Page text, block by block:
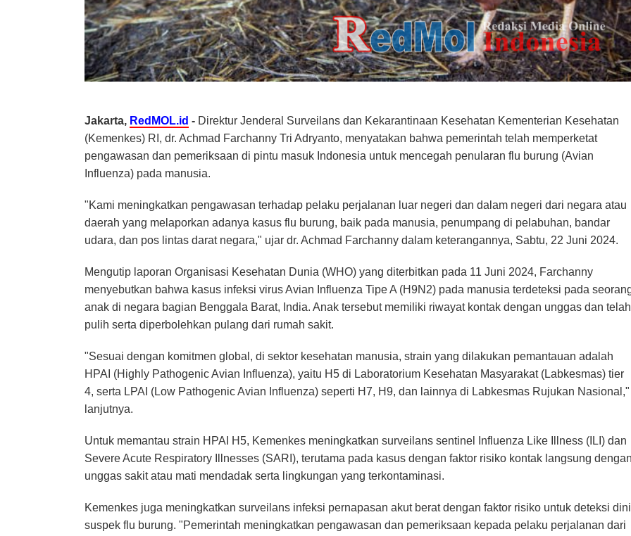
Jakarta, RedMOL.id - Direktur Jenderal Surveilans dan Kekarantinaan Kesehatan Kementerian Kesehatan
(Kemenkes) RI, dr. Achmad Farchanny Tri Adryanto, menyatakan bahwa pemerintah telah memperketat
pengawasan dan pemeriksaan di pintu masuk Indonesia untuk mencegah penularan flu burung (Avian
Influenza) pada manusia.
"Kami meningkatkan pengawasan terhadap pelaku perjalanan luar negeri dan dalam negeri dari negara atau
daerah yang melaporkan adanya kasus flu burung, baik pada manusia, penumpang di pelabuhan, bandar
udara, dan pos lintas darat negara," ujar dr. Achmad Farchanny dalam keterangannya, Sabtu, 22 Juni 2024.
Mengutip laporan Organisasi Kesehatan Dunia (WHO) yang diterbitkan pada 11 Juni 2024, Farchanny
menyebutkan bahwa kasus infeksi virus Avian Influenza Tipe A (H9N2) pada manusia terdeteksi pada
anak di negara bagian Benggala Barat, India. Anak tersebut memiliki riwayat kontak dengan unggas dan telah
pulih serta diperbolehkan pulang dari rumah sakit.
"Sesuai dengan komitmen global, di sektor kesehatan manusia, strain yang dilakukan pemantauan adalah
HPAI (Highly Pathogenic Avian Influenza), yaitu H5 di Laboratorium Kesehatan Masyarakat (Labkesmas) tier
4, serta LPAI (Low Pathogenic Avian Influenza) seperti H7, H9, dan lainnya di Labkesmas Rujukan Nasional,"
lanjutnya.
Untuk memantau strain HPAI H5, Kemenkes meningkatkan surveilans sentinel Influenza Like Illness (ILI) dan
Severe Acute Respiratory Illnesses (SARI), terutama pada kasus dengan faktor risiko kontak langsung
unggas sakit atau mati mendadak serta lingkungan yang terkontaminasi.
Kemenkes juga meningkatkan surveilans infeksi pernapasan akut berat dengan faktor risiko untuk deteksi dini
suspek flu burung. "Pemerintah meningkatkan pengawasan dan pemeriksaan kepada pelaku perjalanan dari